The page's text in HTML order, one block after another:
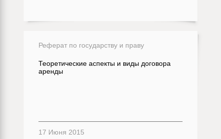
Реферат по государству и праву
Теоретические аспекты и виды договора
аренды
17 Июня 2015